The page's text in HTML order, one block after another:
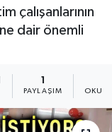
çalışanlarının
dair önemli
PAYLAŞIM